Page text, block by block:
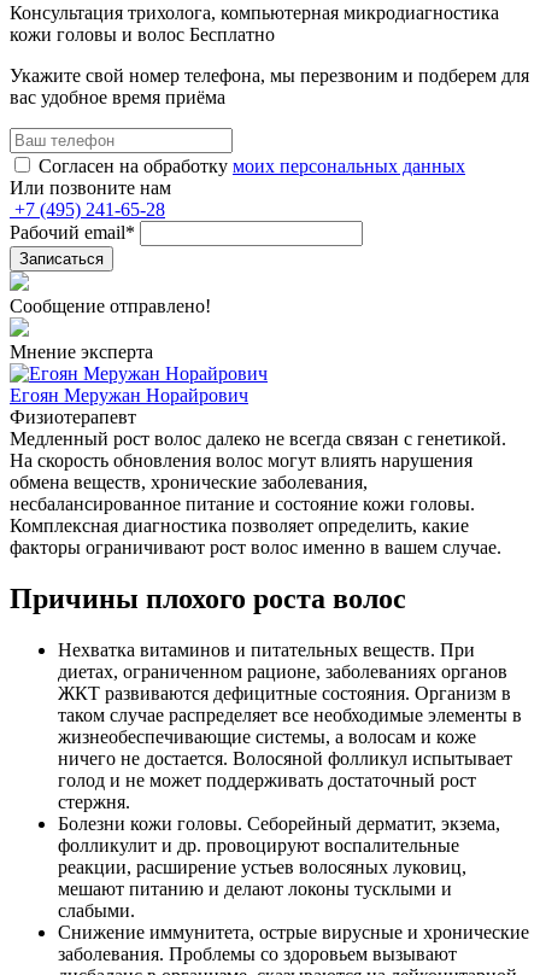
Консультация трихолога, компьютерная микродиагностика
кожи головы и волос Бесплатно
Укажите свой номер телефона, мы перезвоним и подберем для
вас удобное время приёма
Согласен на обработку моих персональных данных
Или позвоните нам
+7 (495) 241-65-28
Рабочий email*
Записаться
Сообщение отправлено!
Мнение эксперта
Егоян Меружан Норайрович
Физиотерапевт
Медленный рост волос далеко не всегда связан с генетикой.
На скорость обновления волос могут влиять нарушения
обмена веществ, хронические заболевания,
несбалансированное питание и состояние кожи головы.
Комплексная диагностика позволяет определить, какие
факторы ограничивают рост волос именно в вашем случае.
Причины плохого роста волос
Нехватка витаминов и питательных веществ. При
диетах, ограниченном рационе, заболеваниях органов
ЖКТ развиваются дефицитные состояния. Организм в
таком случае распределяет все необходимые элементы в
жизнеобеспечивающие системы, а волосам и коже
ничего не достается. Волосяной фолликул испытывает
голод и не может поддерживать достаточный рост
стержня.
Болезни кожи головы. Себорейный дерматит, экзема,
фолликулит и др. провоцируют воспалительные
реакции, расширение устьев волосяных луковиц,
мешают питанию и делают локоны тусклыми и
слабыми.
Снижение иммунитета, острые вирусные и хронические
заболевания. Проблемы со здоровьем вызывают